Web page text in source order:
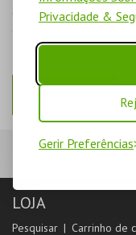
Privacidade &
Gerir Preferências
O registo na plataforma
LOJA
Pesquisar Carrinho de